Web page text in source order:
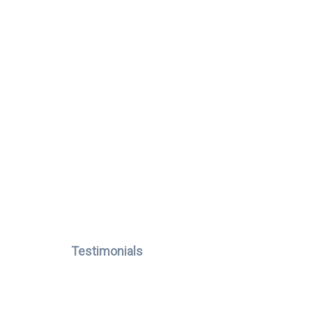
Testimonials